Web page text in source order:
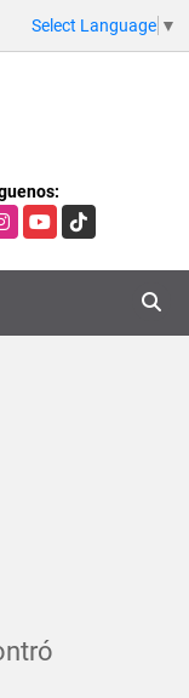
Select Language ▼
YouTubeTikTok